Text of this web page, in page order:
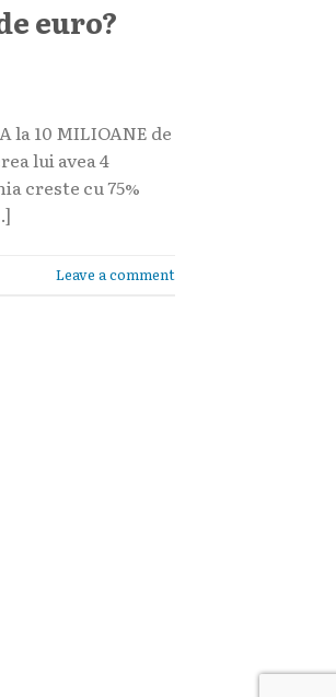
euro?
la 10 MILIOANE de
lui avea 4
creste cu 75%
Leave a comment